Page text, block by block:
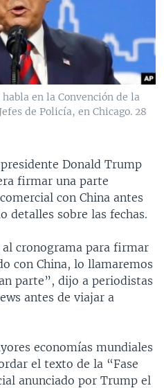
en la Convención de la
de Policía, en Chicago. 28
Donald Trump
firmar una parte
con China antes
detalles sobre las fechas.
al cronograma para firmar
con China, lo llamaremos
parte”, dijo a periodistas
antes de viajar a
economías mundiales
el texto de la “Fase
anunciado por Trump el